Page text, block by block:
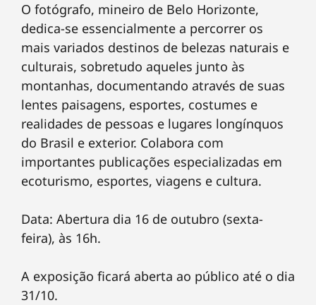
O fotógrafo, mineiro de Belo Horizonte,
dedica-se essencialmente a percorrer os
mais variados destinos de belezas naturais e
culturais, sobretudo aqueles junto às
montanhas, documentando através de suas
lentes paisagens, esportes, costumes e
realidades de pessoas e lugares longínquos
do Brasil e exterior. Colabora com
importantes publicações especializadas em
ecoturismo, esportes, viagens e cultura.
Data: Abertura dia 16 de outubro (sexta-
feira), às 16h.
A exposição ficará aberta ao público até o dia
31/10.